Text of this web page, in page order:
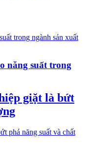
năng suất trong
giặt là bứt